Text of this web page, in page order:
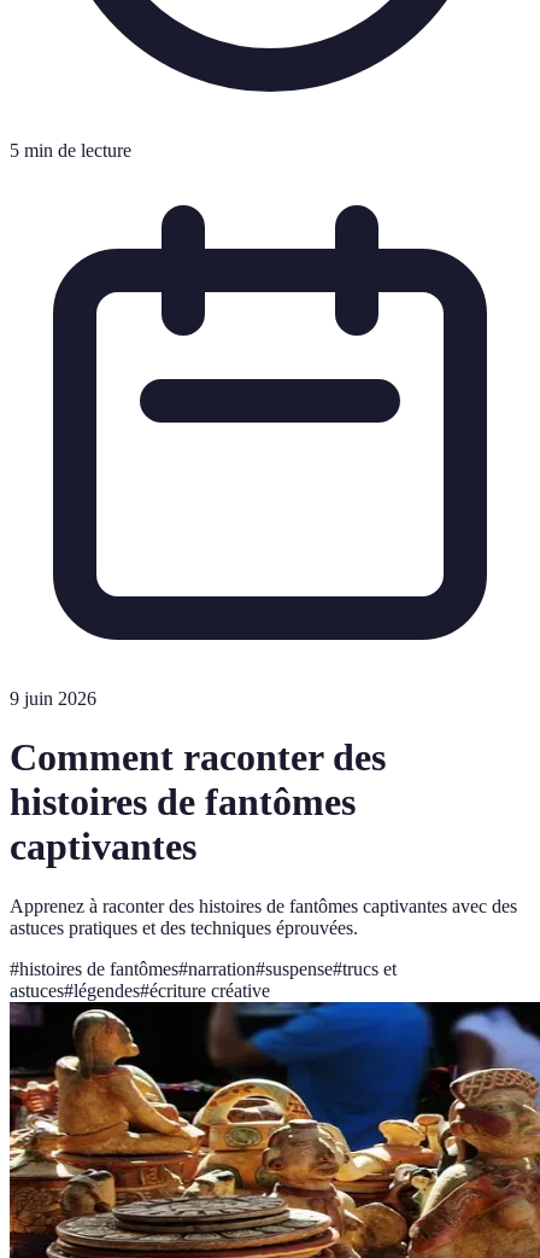
5 min de lecture
9 juin 2026
Comment raconter des
histoires de fantômes
captivantes
Apprenez à raconter des histoires de fantômes captivantes avec des
astuces pratiques et des techniques éprouvées.
#histoires de fantômes#narration#suspense#trucs et
astuces#légendes#écriture créative